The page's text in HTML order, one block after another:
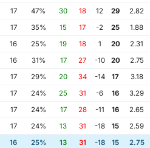
17 47% 30 18 12 29
2.82
17 35% 15 17 -2 25
1.88
16 25% 19 18 1 20
2.31
16 31% 17 27 -10 20
2.75
17 29% 20 34 -14 17
3.18
17 24% 25 31 -6 16
3.29
17 24% 17 28 -11 16
2.65
17 24% 13 31 -18 15
2.59
16 25% 13 31 -18 15
2.75